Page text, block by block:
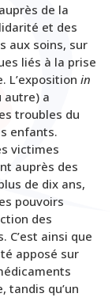
de la
et des
aux soins, sur
liés à la prise
L’exposition in
autre) a
troubles du
enfants.
victimes
auprès des
de dix ans,
pouvoirs
des
ainsi que
apposé sur
tandis qu’un